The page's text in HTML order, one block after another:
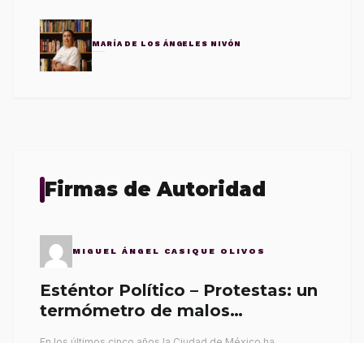
MARÍA DE LOS ÁNGELES NIVÓN
Firmas de Autoridad
MIGUEL ÁNGEL CASIQUE OLIVOS
Esténtor Político – Protestas: un
termómetro de malos